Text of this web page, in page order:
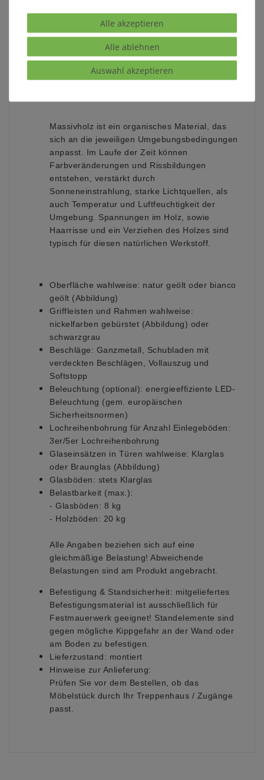
Holzart:
rustikale Asteiche massiv, stabverleimt gem. DIN
Rückwände und Schubladenböden aus
Massivholz ist ein organisches Material, das
sich an die jeweiligen Umgebungsbedingungen
anpasst. Im Laufe der Zeit können
Farbveränderungen und Rissbildungen
entstehen, verstärkt durch
Sonneneinstrahlung, starke Lichtquellen, als
auch Temperatur und Luftfeuchtigkeit der
Umgebung. Spannungen im Holz, sowie
Haarrisse und ein Verziehen des Holzes sind
typisch für diesen natürlichen Werkstoff.
Oberfläche wahlweise: natur geölt oder bianco
geölt (Abbildung)
Griffleisten und Rahmen wahlweise:
nickelfarben gebürstet (Abbildung) oder
schwarzgrau
Beschläge: Ganzmetall, Schubladen mit
verdeckten Beschlägen, Vollauszug und
Softstopp
Beleuchtung (optional): energieeffiziente LED-
Beleuchtung (gem. europäischen
Sicherheitsnormen)
Lochreihenbohrung für Anzahl Einlegeböden:
3er/5er Lochreihenbohrung
Glaseinsätzen in Türen wahlweise: Klarglas
oder Braunglas (Abbildung)
Glasböden: stets Klarglas
Belastbarkeit (max.):
- Glasböden: 8 kg
- Holzböden: 20 kg
Alle Angaben beziehen sich auf eine
gleichmäßige Belastung! Abweichende
Belastungen sind am Produkt angebracht.
Befestigung & Standsicherheit: mitgeliefertes
Befestigungsmaterial ist ausschließlich für
Festmauerwerk geeignet! Standelemente sind
gegen mögliche Kippgefahr an der Wand oder
am Boden zu befestigen.
Lieferzustand: montiert
Hinweise zur Anlieferung:
Prüfen Sie vor dem Bestellen, ob das
Möbelstück durch Ihr Treppenhaus / Zugänge
passt.
Alle akzeptieren
Alle ablehnen
Auswahl akzeptieren